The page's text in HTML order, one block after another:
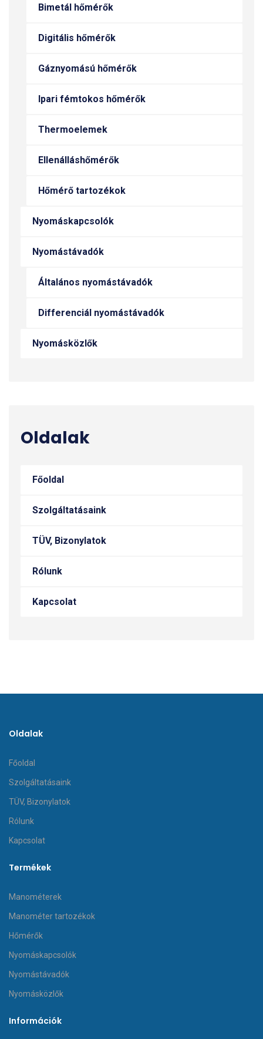
Bimetál hőmérők
Digitális hőmérők
Gáznyomású hőmérők
Ipari fémtokos hőmérők
Thermoelemek
Ellenálláshőmérők
Hőmérő tartozékok
Nyomáskapcsolók
Nyomástávadók
Általános nyomástávadók
Differenciál nyomástávadók
Nyomásközlők
Oldalak
Főoldal
Szolgáltatásaink
TÜV, Bizonylatok
Rólunk
Kapcsolat
Oldalak
Főoldal
Szolgáltatásaink
TÜV, Bizonylatok
Rólunk
Kapcsolat
Termékek
Manométerek
Manométer tartozékok
Hőmérők
Nyomáskapcsolók
Nyomástávadók
Nyomásközlők
Információk